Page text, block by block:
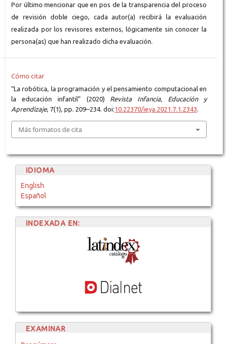
Por último mencionar que en pos de la transparencia del proceso
de revisión doble ciego, cada autor(a) recibirá la evaluación
realizada por los revisores externos, lógicamente sin conocer la
persona(as) que han realizado dicha evaluación.
Cómo citar
“La robótica, la programación y el pensamiento computacional en
la educación infantil” (2020) Revista Infancia, Educación y
Aprendizaje, 7(1), pp. 209–234. doi:10.22370/ieya.2021.7.1.2343.
Más formatos de cita
IDIOMA
English
Español
INDEXADA EN:
EXAMINAR